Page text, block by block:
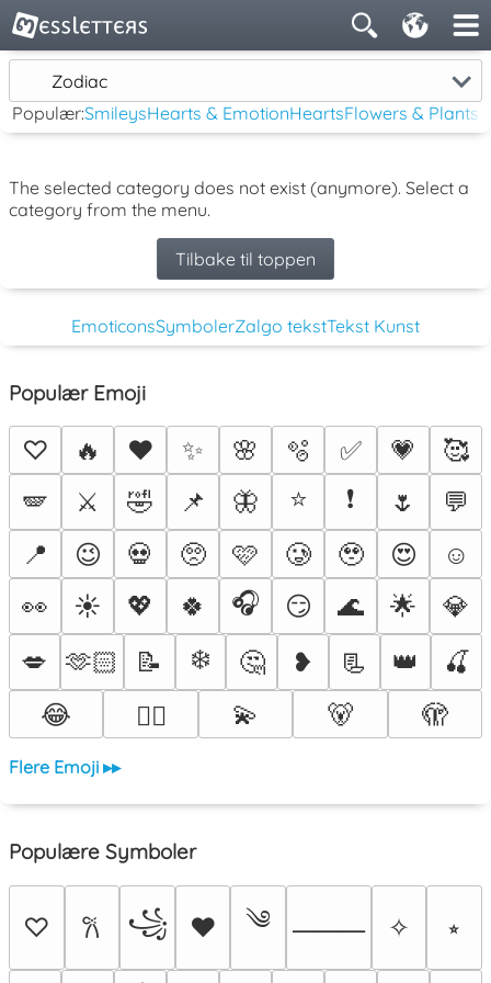
Zodiac
Populær:SmileysHearts & EmotionHeartsFlowers & Plants
The selected category does not exist (anymore). Select a
category from the menu.
Tilbake til toppen
EmoticonsSymbolerZalgo tekstTekst Kunst
Populær Emoji
♡ 🔥 ❤️ ✨ 🌸 🫧 ✅ 💗
🥰
🪽
⚔️ 🤣 📌 🦋 ⭐ ❗ 🌷
💬
📍
😉 💀 🥺 🩷 🥲 🥹 😍
☺️
👀
☀️ 💖 🍀 🎧 😏 🌊 🌟
💎
💋
🫶🏻 📝 ❄️ 🤔 ❥ 📃 👑
🍒
😂
❤️‍🔥 💫 🐻 🫣
Flere Emoji ▸▸
Populære Symboler
♡ 𐙚 ꧁ ♥ ༄ ⸻ ✧ ⭒